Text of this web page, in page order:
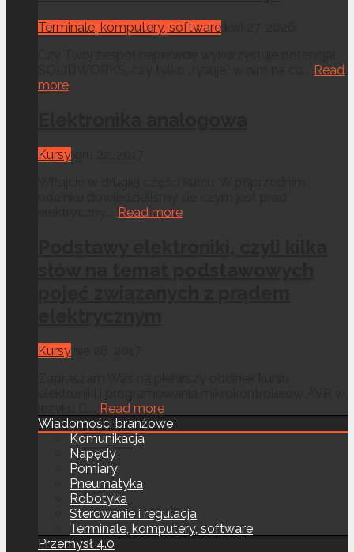
Terminale, komputery, software
Read
more
Kursy
Read more
Kursy
Read more
Wiadomości branżowe
Komunikacja
Napędy
Pomiary
Pneumatyka
Robotyka
Sterowanie i regulacja
Terminale, komputery, software
Przemysł 4.0